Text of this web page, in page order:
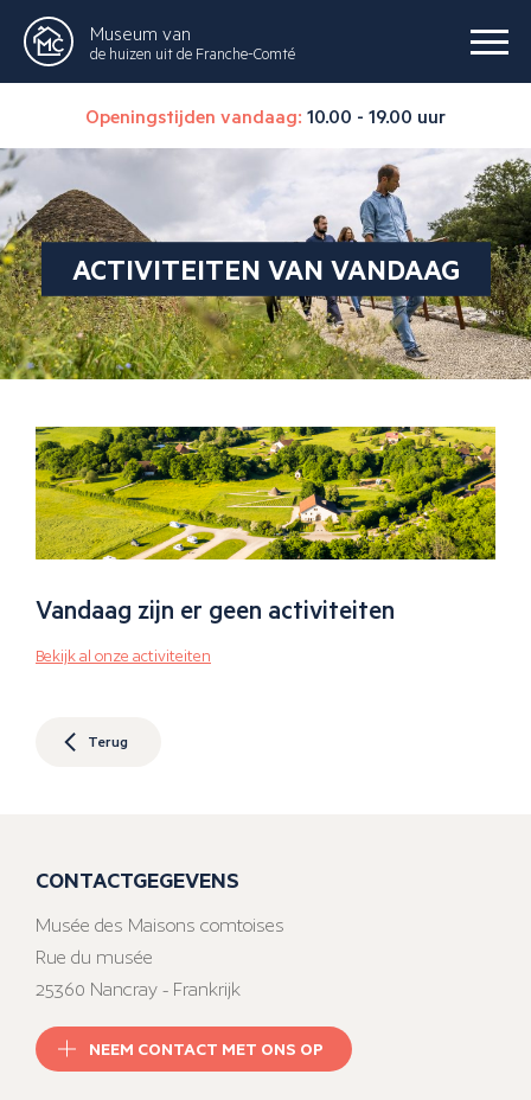
Museum van
de huizen uit de Franche-Comté
Openingstijden vandaag: 10.00 - 19.00 uur
ACTIVITEITEN VAN VANDAAG
Vandaag zijn er geen activiteiten
Bekijk al onze activiteiten
Terug
CONTACTGEGEVENS
Musée des Maisons comtoises
Rue du musée
25360 Nancray - Frankrijk
NEEM CONTACT MET ONS OP